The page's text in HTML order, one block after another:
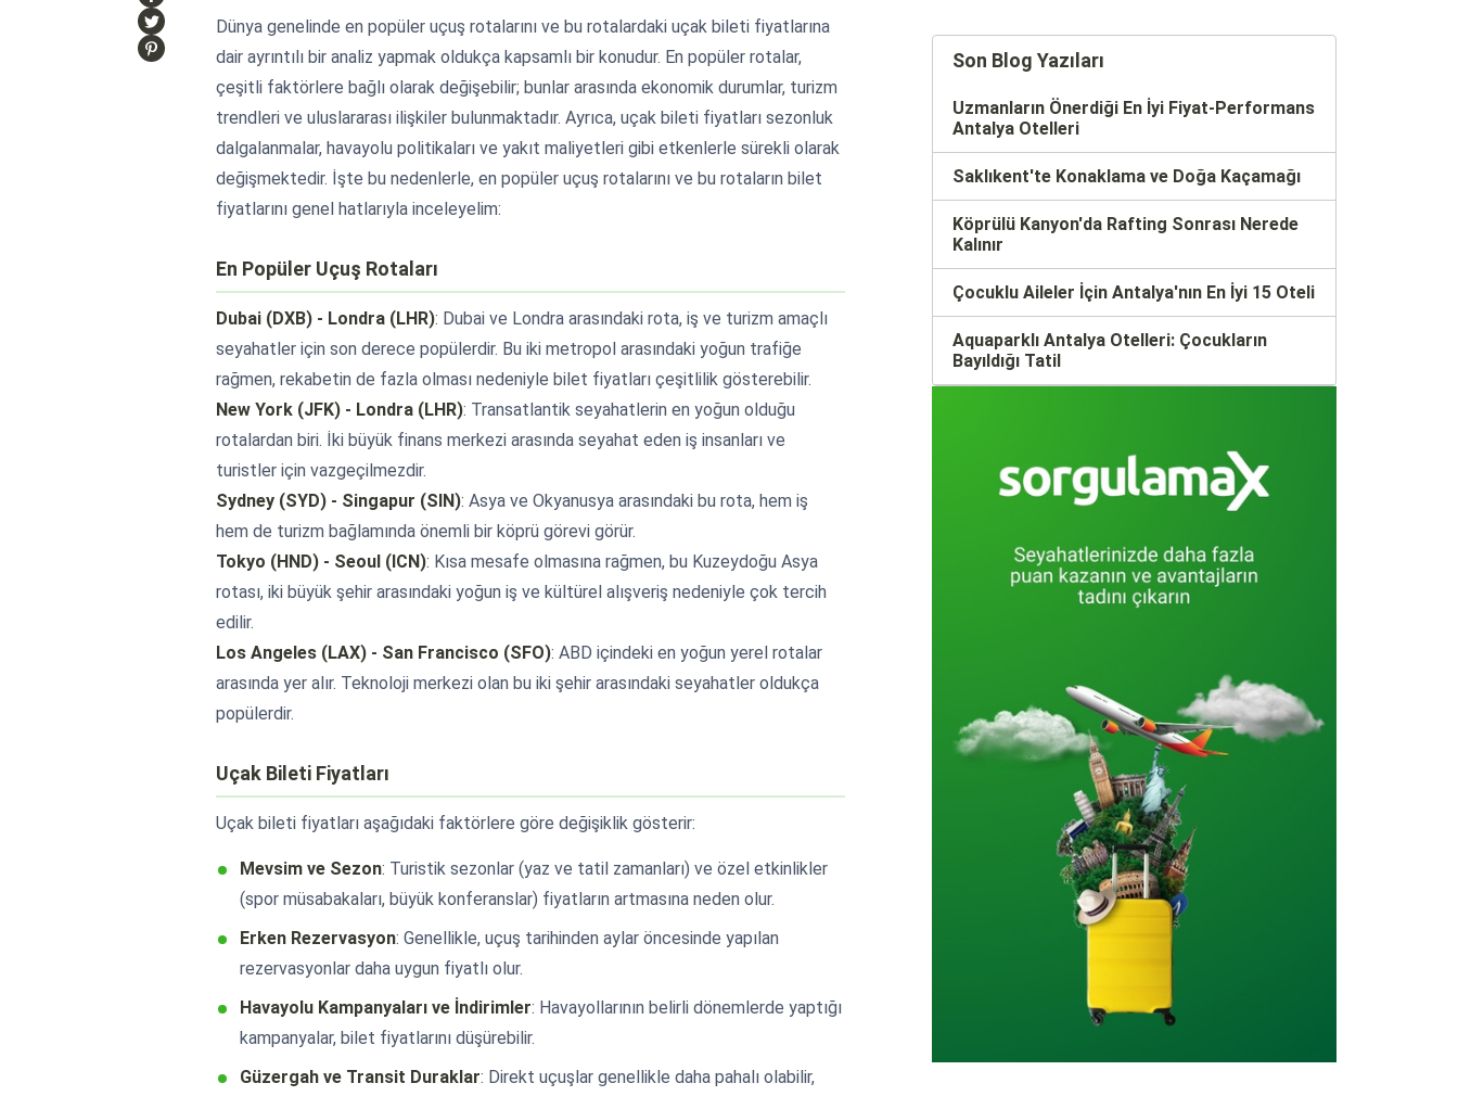
Dünya genelinde en popüler uçuş rotalarını ve bu rotalardaki uçak bileti fiyatlarına
dair ayrıntılı bir analiz yapmak oldukça kapsamlı bir konudur. En popüler rotalar,
çeşitli faktörlere bağlı olarak değişebilir; bunlar arasında ekonomik durumlar, turizm
trendleri ve uluslararası ilişkiler bulunmaktadır. Ayrıca, uçak bileti fiyatları sezonluk
dalgalanmalar, havayolu politikaları ve yakıt maliyetleri gibi etkenlerle sürekli olarak
değişmektedir. İşte bu nedenlerle, en popüler uçuş rotalarını ve bu rotaların bilet
fiyatlarını genel hatlarıyla inceleyelim:
En Popüler Uçuş Rotaları
Dubai (DXB) - Londra (LHR): Dubai ve Londra arasındaki rota, iş ve turizm amaçlı
seyahatler için son derece popülerdir. Bu iki metropol arasındaki yoğun trafiğe
rağmen, rekabetin de fazla olması nedeniyle bilet fiyatları çeşitlilik gösterebilir.
New York (JFK) - Londra (LHR): Transatlantik seyahatlerin en yoğun olduğu
rotalardan biri. İki büyük finans merkezi arasında seyahat eden iş insanları ve
turistler için vazgeçilmezdir.
Sydney (SYD) - Singapur (SIN): Asya ve Okyanusya arasındaki bu rota, hem iş
hem de turizm bağlamında önemli bir köprü görevi görür.
Tokyo (HND) - Seoul (ICN): Kısa mesafe olmasına rağmen, bu Kuzeydoğu Asya
rotası, iki büyük şehir arasındaki yoğun iş ve kültürel alışveriş nedeniyle çok tercih
edilir.
Los Angeles (LAX) - San Francisco (SFO): ABD içindeki en yoğun yerel rotalar
arasında yer alır. Teknoloji merkezi olan bu iki şehir arasındaki seyahatler oldukça
popülerdir.
Uçak Bileti Fiyatları
Uçak bileti fiyatları aşağıdaki faktörlere göre değişiklik gösterir:
Mevsim ve Sezon: Turistik sezonlar (yaz ve tatil zamanları) ve özel etkinlikler
(spor müsabakaları, büyük konferanslar) fiyatların artmasına neden olur.
Erken Rezervasyon: Genellikle, uçuş tarihinden aylar öncesinde yapılan
rezervasyonlar daha uygun fiyatlı olur.
Havayolu Kampanyaları ve İndirimler: Havayollarının belirli dönemlerde yaptığı
kampanyalar, bilet fiyatlarını düşürebilir.
Güzergah ve Transit Duraklar: Direkt uçuşlar genellikle daha pahalı olabilir,
Son Blog Yazıları
Uzmanların Önerdiği En İyi Fiyat-Performans
Antalya Otelleri
Saklıkent'te Konaklama ve Doğa Kaçamağı
Köprülü Kanyon'da Rafting Sonrası Nerede
Kalınır
Çocuklu Aileler İçin Antalya'nın En İyi 15 Oteli
Aquaparklı Antalya Otelleri: Çocukların
Bayıldığı Tatil